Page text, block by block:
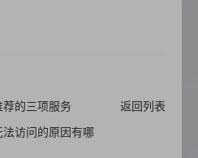
荐的三项服务
返回列表
访问的原因有哪